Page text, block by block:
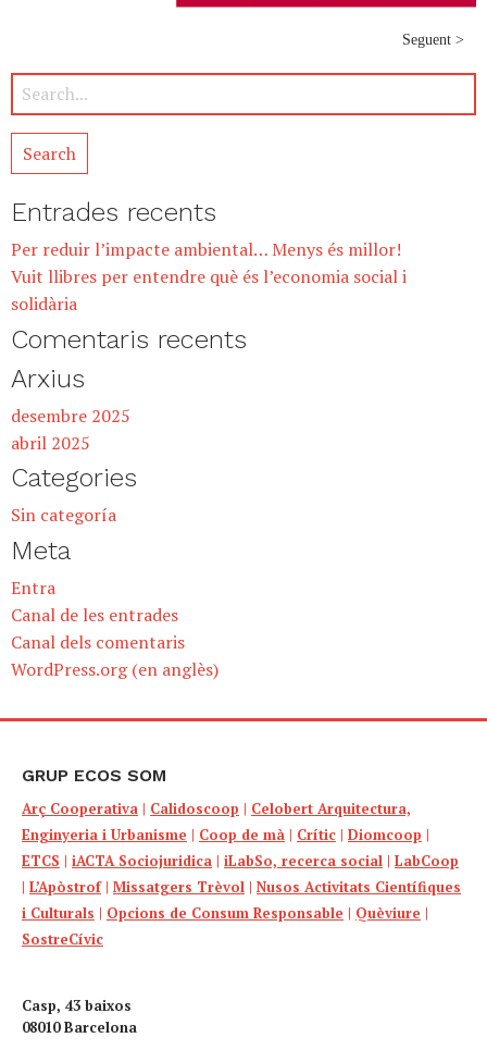
Seguent >
Entrades recents
Per reduir l’impacte ambiental… Menys és millor!
Vuit llibres per entendre què és l’economia social i
solidària
Comentaris recents
Arxius
desembre 2025
abril 2025
Categories
Sin categoría
Meta
Entra
Canal de les entrades
Canal dels comentaris
WordPress.org (en anglès)
GRUP ECOS SOM
Arç Cooperativa | Calidoscoop | Celobert Arquitectura,
Enginyeria i Urbanisme | Coop de mà | Crític | Diomcoop |
ETCS | iACTA Sociojuridica | iLabSo, recerca social | LabCoop
| L’Apòstrof| Missatgers Trèvol | Nusos Activitats Científiques
i Culturals | Opcions de Consum Responsable | Quèviure |
SostreCívic
Casp, 43 baixos
08010 Barcelona